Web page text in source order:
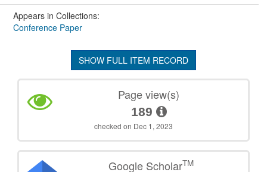
Appears in Collections:
Conference Paper
SHOW FULL ITEM RECORD
Page view(s)
189
checked on Dec 1, 2023
Google ScholarTM